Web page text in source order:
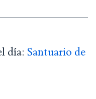
día: Santuario de